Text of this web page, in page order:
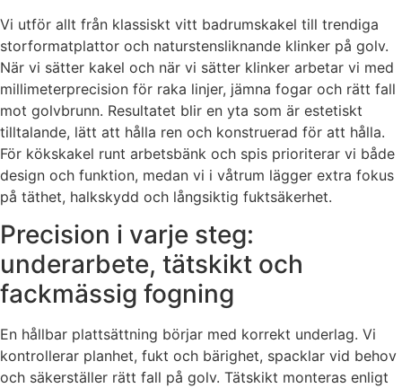
Vi utför allt från klassiskt vitt badrumskakel till trendiga
storformatplattor och naturstensliknande klinker på golv.
När vi sätter kakel och när vi sätter klinker arbetar vi med
millimeterprecision för raka linjer, jämna fogar och rätt fall
mot golvbrunn. Resultatet blir en yta som är estetiskt
tilltalande, lätt att hålla ren och konstruerad för att hålla.
För kökskakel runt arbetsbänk och spis prioriterar vi både
design och funktion, medan vi i våtrum lägger extra fokus
på täthet, halkskydd och långsiktig fuktsäkerhet.
Precision i varje steg:
underarbete, tätskikt och
fackmässig fogning
En hållbar plattsättning börjar med korrekt underlag. Vi
kontrollerar planhet, fukt och bärighet, spacklar vid behov
och säkerställer rätt fall på golv. Tätskikt monteras enligt